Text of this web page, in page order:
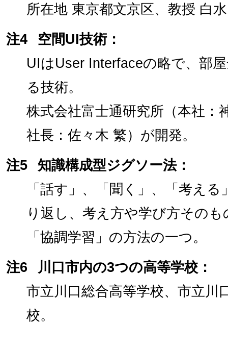
所在地 東京都文京区、教授 白
注4
空間UI技術：
UIはUser Interfaceの略で、部
る技術。
株式会社富士通研究所（本社：
社長：佐々木 繁）が開発。
注5
知識構成型ジグソー法：
「話す」、「聞く」、「考え
り返し、考え方や学び方その
「協調学習」の方法の一つ。
注6
川口市内の3つの高等学校：
市立川口総合高等学校、市立川
校。